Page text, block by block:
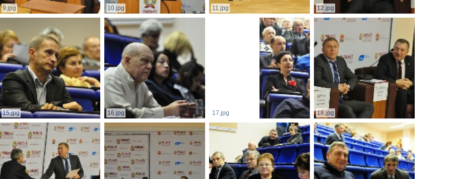
9.jpg 10.jpg 11.jpg 12.jpg
15.jpg 16.jpg 17.jpg 18.jpg